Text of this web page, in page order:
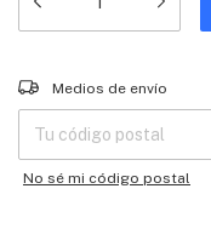
Entregas para el CP:
Medios de envío
No sé mi código postal